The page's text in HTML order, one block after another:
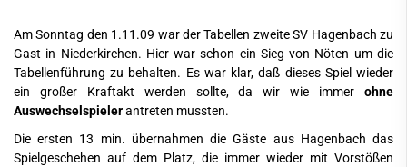
Am Sonntag den 1.11.09 war der Tabellen zweite SV Hagenbach zu
Gast in Niederkirchen. Hier war schon ein Sieg von Nöten um die
Tabellenführung zu behalten. Es war klar, daß dieses Spiel wieder
ein großer Kraftakt werden sollte, da wir wie immer ohne
Auswechselspielerantreten mussten.
Die ersten 13 min. übernahmen die Gäste aus Hagenbach das
Spielgeschehen auf dem Platz, die immer wieder mit Vorstößen